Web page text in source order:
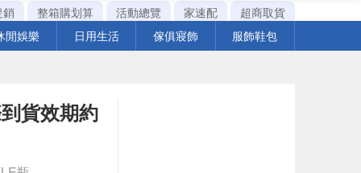
銷
整箱購划算 活動總覽 家速配
超商取貨
閒娛樂
日用生活 傢俱寢飾 服飾鞋包
貨效期約